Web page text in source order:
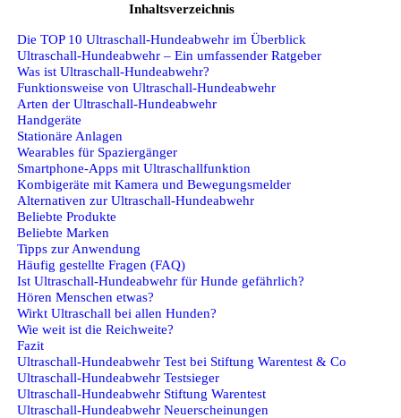
Inhaltsverzeichnis
Die TOP 10 Ultraschall-Hundeabwehr im Überblick
Ultraschall-Hundeabwehr – Ein umfassender Ratgeber
Was ist Ultraschall-Hundeabwehr?
Funktionsweise von Ultraschall-Hundeabwehr
Arten der Ultraschall-Hundeabwehr
Handgeräte
Stationäre Anlagen
Wearables für Spaziergänger
Smartphone-Apps mit Ultraschallfunktion
Kombigeräte mit Kamera und Bewegungsmelder
Alternativen zur Ultraschall-Hundeabwehr
Beliebte Produkte
Beliebte Marken
Tipps zur Anwendung
Häufig gestellte Fragen (FAQ)
Ist Ultraschall-Hundeabwehr für Hunde gefährlich?
Hören Menschen etwas?
Wirkt Ultraschall bei allen Hunden?
Wie weit ist die Reichweite?
Fazit
Ultraschall-Hundeabwehr Test bei Stiftung Warentest & Co
Ultraschall-Hundeabwehr Testsieger
Ultraschall-Hundeabwehr Stiftung Warentest
Ultraschall-Hundeabwehr Neuerscheinungen